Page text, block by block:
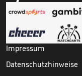
Impressum
Datenschutzhinweise